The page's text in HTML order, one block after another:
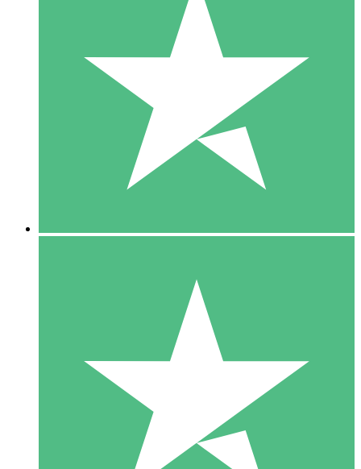
Individuelle Credit-Pakete
Zahlen Sie nach Bedarf mit Download-Credits. Keine
monatliche Verpflichtung erforderlich.
10 00
10 Downloads
20 00